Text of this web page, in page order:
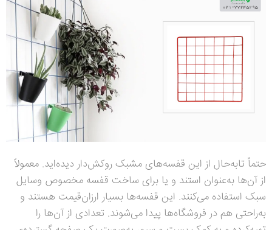
حتماً تابه‌حال از این قفسه‌های مشبک روکش‌دار دیده‌اید. معمولاً
از آن‌ها به‌عنوان استند و یا برای ساخت قفسه مخصوص وسایل
سبک استفاده می‌کنند. این قفسه‌ها بسیار ارزان‌قیمت هستند و
به‌راحتی هم در فروشگاه‌ها پیدا می‌شوند. تعدادی از آن‌ها را